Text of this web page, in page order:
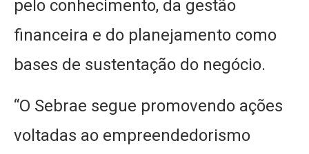
pelo conhecimento, da gestão
financeira e do planejamento como
bases de sustentação do negócio.
“O Sebrae segue promovendo ações
voltadas ao empreendedorismo